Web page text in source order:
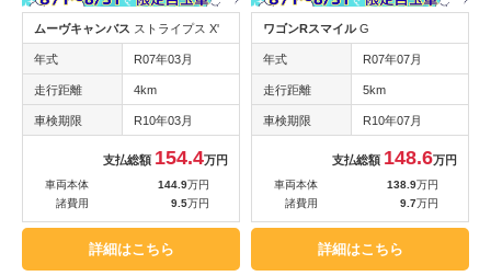
ムーヴキャンバス ストライプス X'
年式 R07年03月
走行距離 4km
車検期限 R10年03月
支払総額 154.4万円
車両本体 144.9万円
諸費用
9.5万円
詳細はこちら
ワゴンRスマイルG
年式 R07年07月
走行距離 5km
車検期限 R10年07月
支払総額 148.6万円
車両本体 138.9万円
諸費用
9.7万円
詳細はこちら